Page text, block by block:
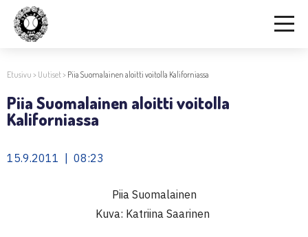
Etusivu > Uutiset> Piia Suomalainen aloitti voitolla Kaliforniassa
Piia Suomalainen aloitti voitolla
Kaliforniassa
15.9.2011 | 08:23
Piia Suomalainen
Kuva: Katriina Saarinen